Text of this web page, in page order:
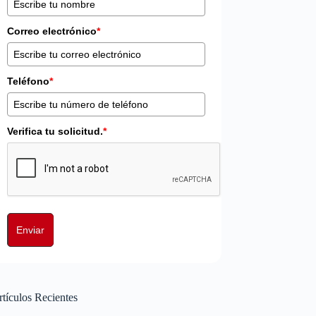
Correo electrónico*
Teléfono*
Verifica tu solicitud.*
Enviar
Recientes